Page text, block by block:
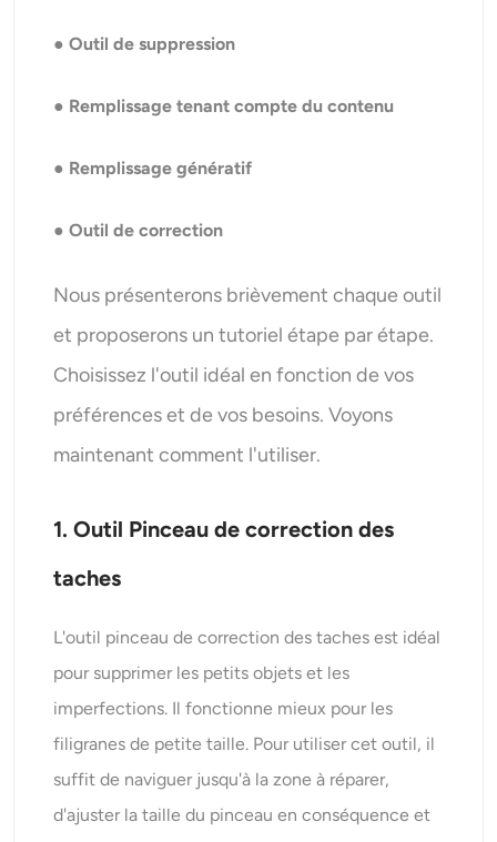
● Outil de suppression
● Remplissage tenant compte du contenu
● Remplissage génératif
● Outil de correction
Nous présenterons brièvement chaque outil
et proposerons un tutoriel étape par étape.
Choisissez l'outil idéal en fonction de vos
préférences et de vos besoins. Voyons
maintenant comment l'utiliser.
1. Outil Pinceau de correction des
taches
L'outil pinceau de correction des taches est idéal
pour supprimer les petits objets et les
imperfections. Il fonctionne mieux pour les
filigranes de petite taille. Pour utiliser cet outil, il
suffit de naviguer jusqu'à la zone à réparer,
d'ajuster la taille du pinceau en conséquence et